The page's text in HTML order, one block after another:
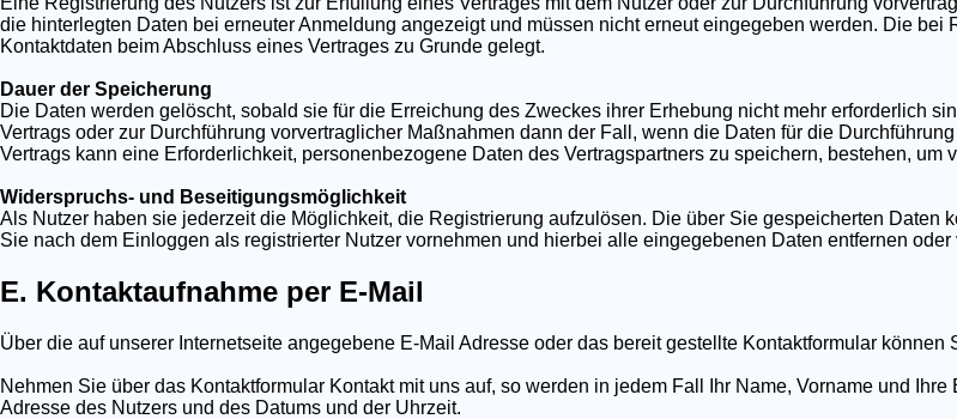
die hinterlegten Daten bei erneuter Anmeldung angezeigt und müssen nicht erneut eingegeben werden. Die
Kontaktdaten beim Abschluss eines Vertrages zu Grunde gelegt.
Dauer der Speicherung
Die Daten werden gelöscht, sobald sie für die Erreichung des Zweckes ihrer Erhebung nicht mehr erforderlich
Vertrags oder zur Durchführung vorvertraglicher Maßnahmen dann der Fall, wenn die Daten für die
Vertrags kann eine Erforderlichkeit, personenbezogene Daten des Vertragspartners zu speichern, bestehen,
Widerspruchs- und Beseitigungsmöglichkeit
Als Nutzer haben sie jederzeit die Möglichkeit, die Registrierung aufzulösen. Die über Sie gespeicherten
Sie nach dem Einloggen als registrierter Nutzer vornehmen und hierbei alle eingegebenen Daten entfernen oder
E. Kontaktaufnahme per E-Mail
Über die auf unserer Internetseite angegebene E-Mail Adresse oder das bereit gestellte Kontaktformular können
Nehmen Sie über das Kontaktformular Kontakt mit uns auf, so werden in jedem Fall Ihr Name, Vorname und
Adresse des Nutzers und des Datums und der Uhrzeit.